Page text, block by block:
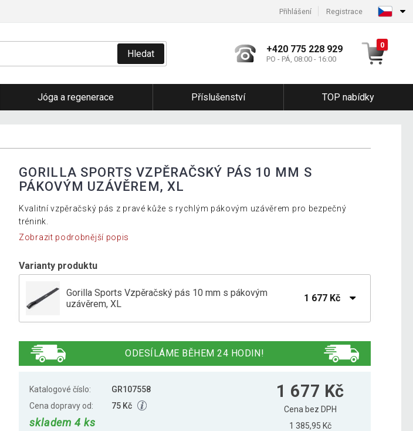
Přihlášení Registrace
Hledat +420 775 228 929
PO - PÁ, 08:00 - 16:00
0
Jóga a regenerace Příslušenství TOP nabídky
GORILLA SPORTS VZPĚRAČSKÝ PÁS 10 MM S
PÁKOVÝM UZÁVĚREM, XL
Kvalitní vzpěračský pás z pravé kůže s rychlým pákovým uzávěrem pro bezpečný
trénink.
Zobrazit podrobnější popis
Varianty produktu
Gorilla Sports Vzpěračský pás 10 mm s pákovým
uzávěrem, XL
1 677 Kč
ODESÍLÁME BĚHEM 24 HODIN!
Katalogové číslo:
GR107558
Cena dopravy od:
75 Kč
skladem 4 ks
1 677 Kč
Cena bez DPH
1 385,95 Kč